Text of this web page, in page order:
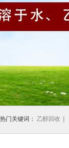
热门关键词： 乙醇回收